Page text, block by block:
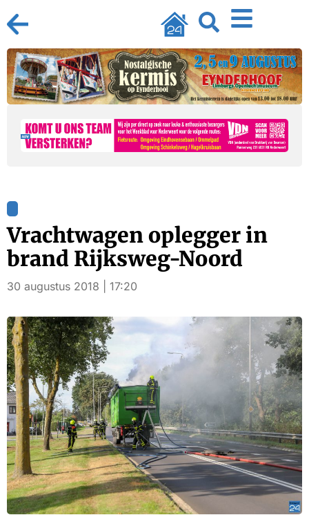
Vrachtwagen oplegger in
brand Rijksweg-Noord
30 augustus 2018 | 17:20